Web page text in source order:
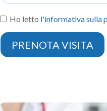
Ho letto l'informativa sulla